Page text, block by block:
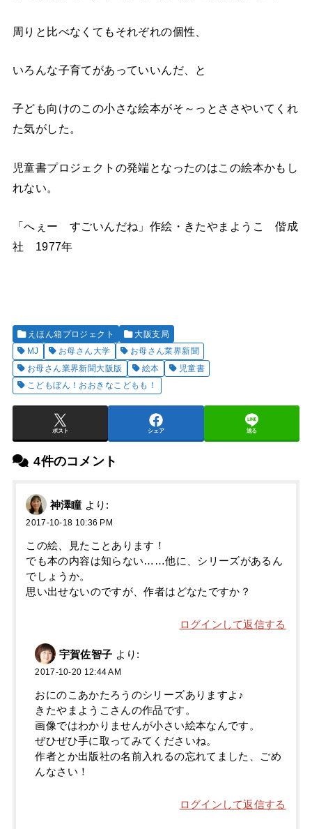
周りと比べなくてもそれぞれの個性、
いろんな子育てがあっていいんだ、と
子ども向けのこの小さな絵本がそ～っとささやいてくれ
た気がした。
児童書プロジェクトの発端となったのはこの絵本かもし
れない。
「へぇー すごいんだね」作絵・きたやまようこ 偕成
社 1977年
えほん箱プロジェクト
大阪支局
MJ
お母さん大学
お母さん業界新聞
お母さん業界新聞大阪版
絵本
児童書
こどもぼん！おおきなこどもも！
ポスト シェア 送る
4件のコメント
神澤瞳 より:
2017-10-18 10:36 PM
この絵、見たことあります！
でも本の内容は知らない……他に、シリーズがあるん
でしょうか。
思い出せないのですが、作者はどなたですか？
ログインして返信する
宇賀佐智子 より:
2017-10-20 12:44 AM
おにのこあかたろうのシリーズありますよ♪
きたやまようこさんの作品です。
画像ではわかりませんが小さい絵本なんです。
ぜひぜひ手に取ってみてくださいね。
作者とか出版社の名前入れるの忘れてました、ごめ
んなさい！
ログインして返信する